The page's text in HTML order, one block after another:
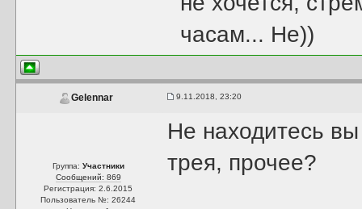
часам... Не))
Gelennar 9.11.2018, 23:20
Группа: Участники
Сообщений: 869
Регистрация: 2.6.2015
Пользователь №: 26244
Не находитесь
трея, прочее?